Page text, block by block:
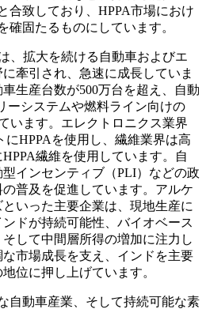
合致しており、HPPA市場におけ
確固たるものにしています。
、拡大を続ける自動車およびエ
牽引され、急速に成長していま
生産台数が500万台を超え、自動
ーシステムや燃料ライン向けの
います。エレクトロニクス業界
にHPPAを使用し、繊維業界は高
繊維を使用しています。自
インセンティブ（PLI）などの政
普及を促進しています。アルケ
いった主要企業は、現地生産に
ドが持続可能性、バイオベース
して中間層所得の増加に注力し
市場成長を支え、インドを主要
位に押し上げています。
自動車産業、そして持続可能な素